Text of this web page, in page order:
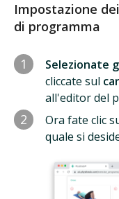
Impostazione
di programma
1 Selezionate
cliccate sul
all'editor del
2 Ora fate clic
quale si